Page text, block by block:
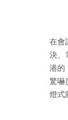
在會
決、
港的
驚嚇
燈式